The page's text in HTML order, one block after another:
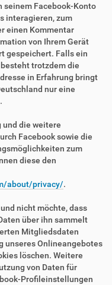
seinem Facebook-Konto
interagieren, zum
einen Kommentar
von Ihrem Gerät
gespeichert. Falls ein
trotzdem die
in Erfahrung bringt
nur eine
und die weitere
Facebook sowie die
zum
diese den
about/privacy/.
nicht möchte, dass
über ihn sammelt
Mitgliedsdaten
unseres Onlineangebotes
löschen. Weitere
von Daten für
Profileinstellungen